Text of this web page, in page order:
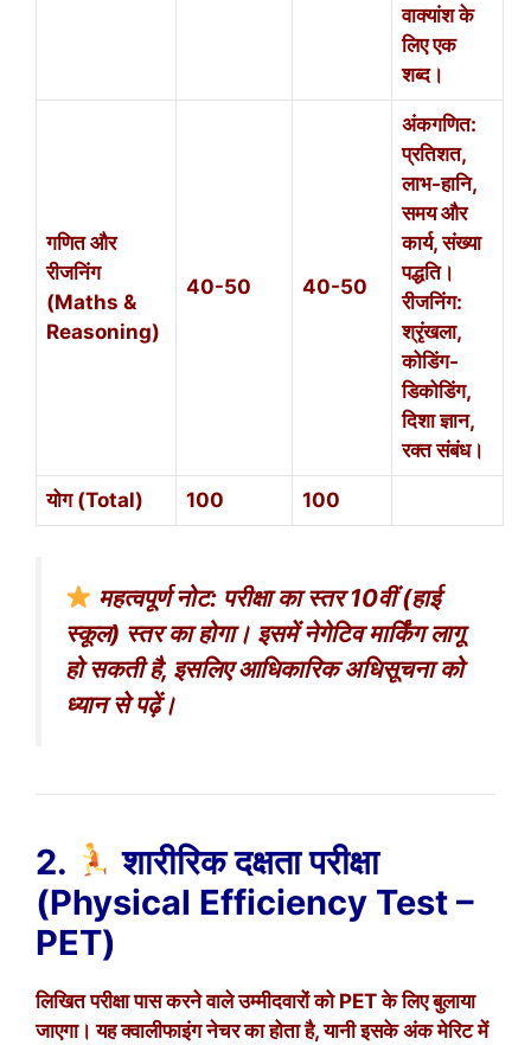
वाक्यांश के
लिए एक
शब्द।
गणित और
रीजनिंग
(Maths &
Reasoning)
40-50 40-50
अंकगणित:
प्रतिशत,
लाभ-हानि,
समय और
कार्य, संख्या
पद्धति।
रीजनिंग:
श्रृंखला,
कोडिंग-
डिकोडिंग,
दिशा ज्ञान,
रक्त संबंध।
योग (Total) 100 100
महत्वपूर्ण नोट: परीक्षा का स्तर 10वीं (हाई
स्कूल) स्तर का होगा। इसमें नेगेटिव मार्किंग लागू
हो सकती है, इसलिए आधिकारिक अधिसूचना को
ध्यान से पढ़ें।
2.
शारीरिक दक्षता परीक्षा
(Physical Efficiency Test –
PET)
लिखित परीक्षा पास करने वाले उम्मीदवारों को PET के लिए बुलाया
जाएगा। यह क्वालीफाइंग नेचर का होता है, यानी इसके अंक मेरिट में